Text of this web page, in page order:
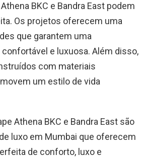
BKC e Bandra East podem
Os projetos oferecem uma
que garantem uma
e luxuosa. Além disso,
com materiais
um estilo de vida
Athena BKC e Bandra East são
luxo em Mumbai que oferecem
de conforto, luxo e